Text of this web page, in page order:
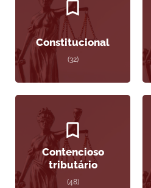
Constitucional
(32)
Contencioso
tributário
(48)